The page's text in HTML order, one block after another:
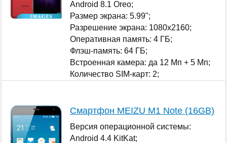
Android 8.1 Oreo;
Размер экрана: 5.99";
Разрешение экрана: 1080x2160;
Оперативная память: 4 ГБ;
Флэш-память: 64 ГБ;
Встроенная камера: да 12 Мп + 5 Мп;
Количество SIM-карт: 2;
Смартфон MEIZU M1 Note (16GB)
Версия операционной системы:
Android 4.4 KitKat;